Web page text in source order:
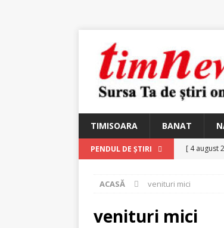
TIMISOARA BANAT
PENDUL DE ȘTIRI [ 4 august
25 martie
[ 2 august
ACASĂ venituri mici
venituri mici